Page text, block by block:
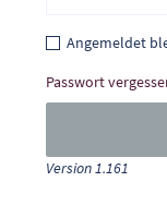
Angemeldet
Passwort
Version 1.161